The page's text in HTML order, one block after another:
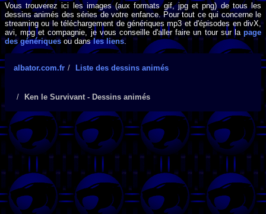
Vous trouverez ici les images (aux formats gif, jpg et png) de tous les
dessins animés des séries de votre enfance. Pour tout ce qui concerne le
streaming ou le téléchargement de génériques mp3 et d'épisodes en divX,
avi, mpg et compagnie, je vous conseille d'aller faire un tour sur la page
des génériques ou dansles liens.
albator.com.fr Liste des dessins animés
Ken le Survivant - Dessins animés